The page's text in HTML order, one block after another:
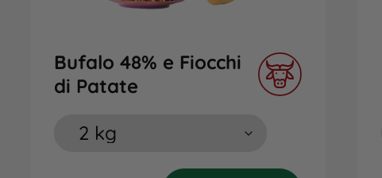
Bufalo 48% e Fiocchi
di Patate